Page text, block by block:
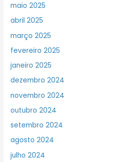
maio 2025
abril 2025
março 2025
fevereiro 2025
janeiro 2025
dezembro 2024
novembro 2024
outubro 2024
setembro 2024
agosto 2024
julho 2024